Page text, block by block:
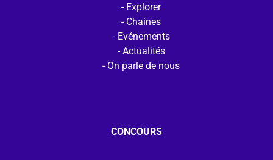
Explorer
Chaines
Evénements
Actualités
On parle de nous
CONCOURS